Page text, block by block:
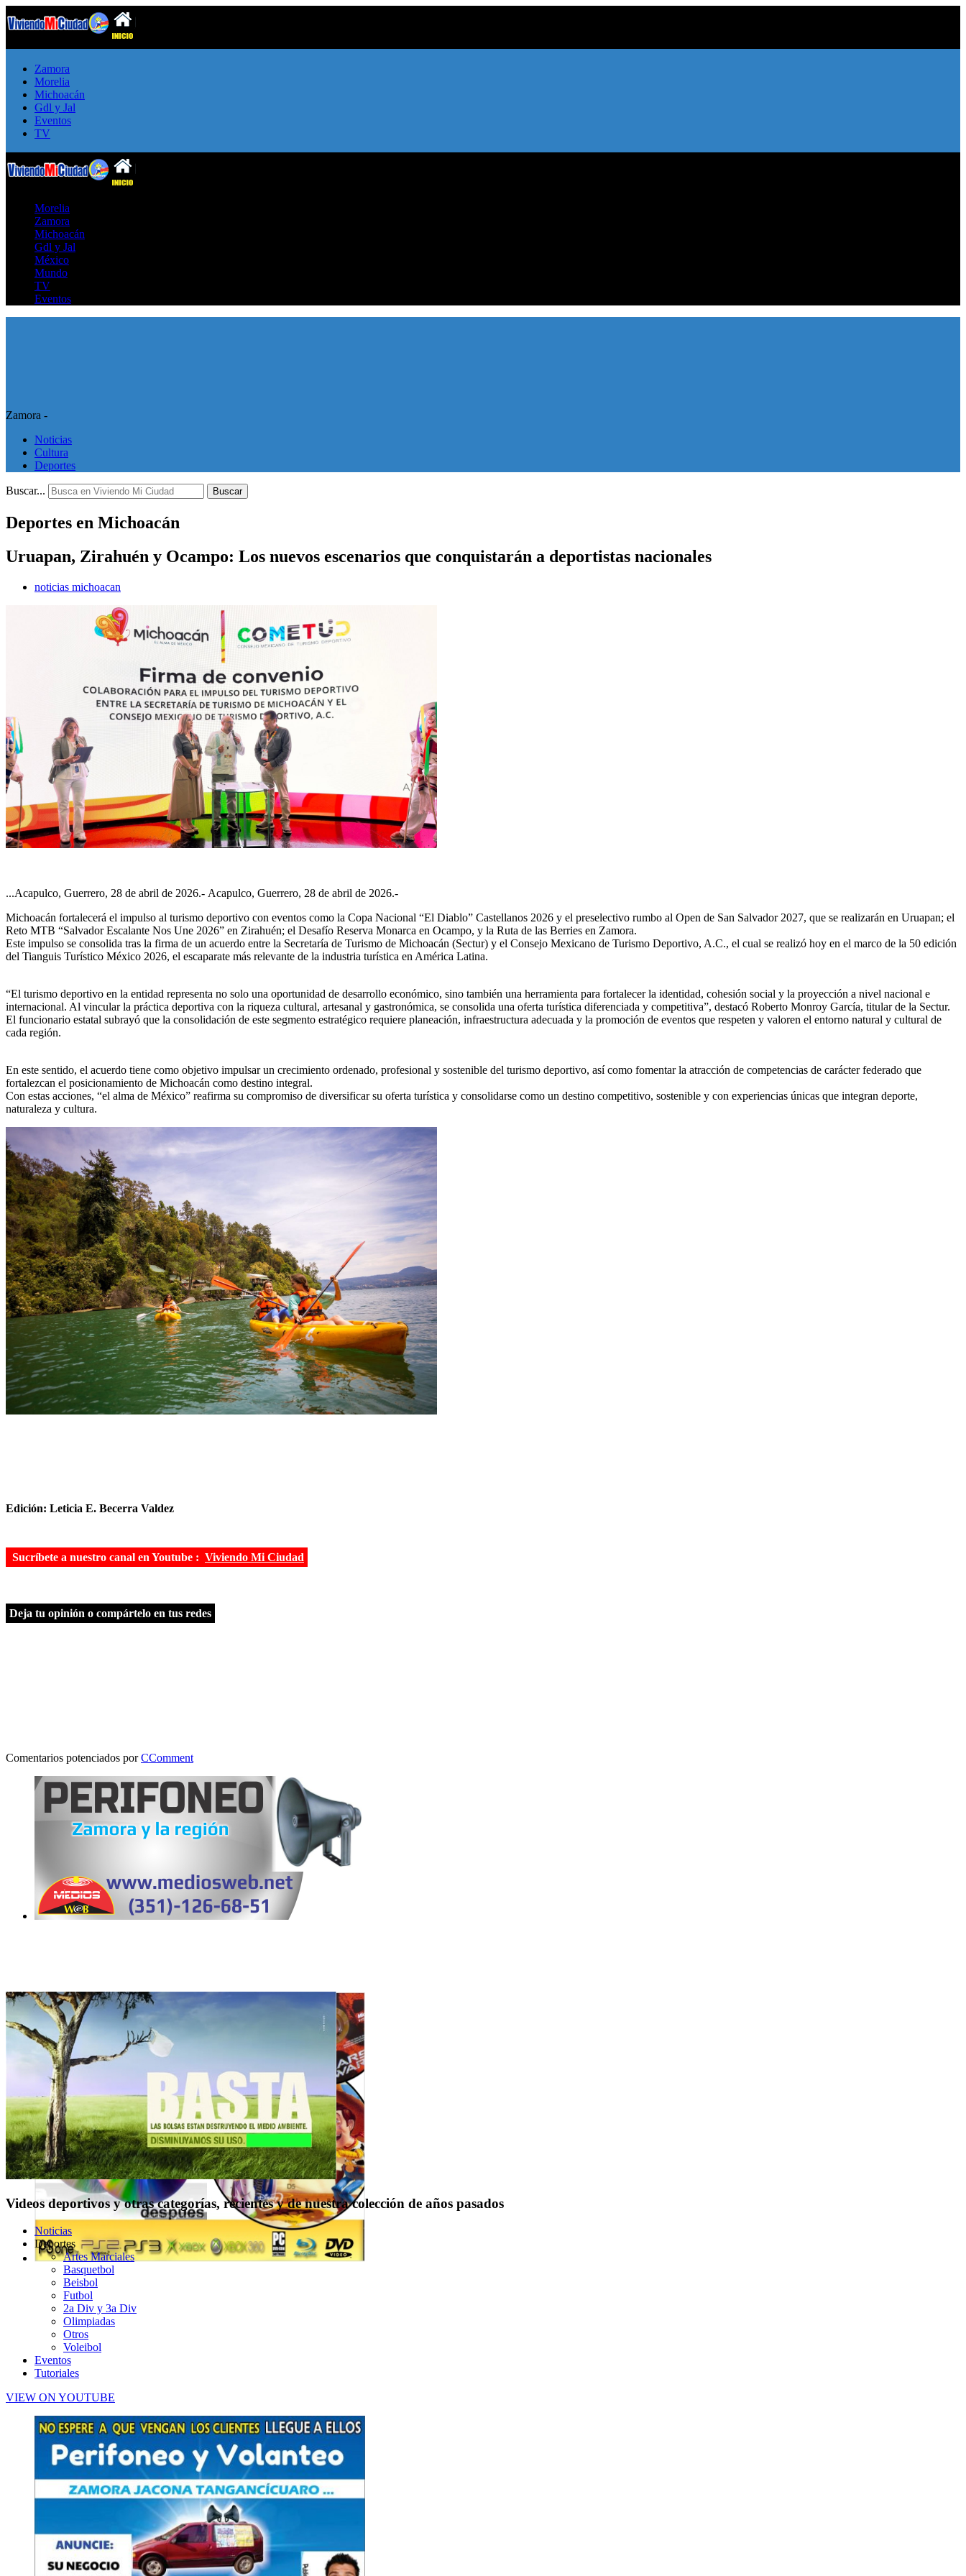
Zamora
Morelia
Michoacán
Gdl y Jal
Eventos
TV
Morelia
Zamora
Michoacán
Gdl y Jal
México
Mundo
TV
Eventos
Zamora -
Noticias
Cultura
Deportes
Buscar... Buscar
Deportes en Michoacán
Uruapan, Zirahuén y Ocampo: Los nuevos escenarios que conquistarán a deportistas nacionales
noticias michoacan
...Acapulco, Guerrero, 28 de abril de 2026.- Acapulco, Guerrero, 28 de abril de 2026.-
Michoacán fortalecerá el impulso al turismo deportivo con eventos como la Copa Nacional “El Diablo” Castellanos 2026 y el preselectivo rumbo al Open de San Salvador 2027, que se realizarán en Uruapan; el
Reto MTB “Salvador Escalante Nos Une 2026” en Zirahuén; el Desafío Reserva Monarca en Ocampo, y la Ruta de las Berries en Zamora.
Este impulso se consolida tras la firma de un acuerdo entre la Secretaría de Turismo de Michoacán (Sectur) y el Consejo Mexicano de Turismo Deportivo, A.C., el cual se realizó hoy en el marco de la 50 edición
del Tianguis Turístico México 2026, el escaparate más relevante de la industria turística en América Latina.
“El turismo deportivo en la entidad representa no solo una oportunidad de desarrollo económico, sino también una herramienta para fortalecer la identidad, cohesión social y la proyección a nivel nacional e
internacional. Al vincular la práctica deportiva con la riqueza cultural, artesanal y gastronómica, se consolida una oferta turística diferenciada y competitiva”, destacó Roberto Monroy García, titular de la Sectur.
El funcionario estatal subrayó que la consolidación de este segmento estratégico requiere planeación, infraestructura adecuada y la promoción de eventos que respeten y valoren el entorno natural y cultural de
cada región.
En este sentido, el acuerdo tiene como objetivo impulsar un crecimiento ordenado, profesional y sostenible del turismo deportivo, así como fomentar la atracción de competencias de carácter federado que
fortalezcan el posicionamiento de Michoacán como destino integral.
Con estas acciones, “el alma de México” reafirma su compromiso de diversificar su oferta turística y consolidarse como un destino competitivo, sostenible y con experiencias únicas que integran deporte,
naturaleza y cultura.
Edición: Leticia E. Becerra Valdez
Sucríbete a nuestro canal en Youtube : Viviendo Mi Ciudad
Deja tu opinión o compártelo en tus redes
Comentarios potenciados porCComment
Videos deportivos y otras categorías, recientes y de nuestra colección de años pasados
Noticias
Deportes
Artes Marciales
Basquetbol
Beisbol
Futbol
2a Div y 3a Div
Olimpiadas
Otros
Voleibol
Eventos
Tutoriales
VIEW ON YOUTUBE